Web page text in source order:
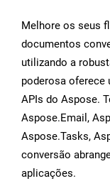
Melhore os seus
documentos
utilizando a
poderosa oferece
APIs do Aspose.
Aspose.Email,
Aspose.Tasks,
conversão
aplicações.